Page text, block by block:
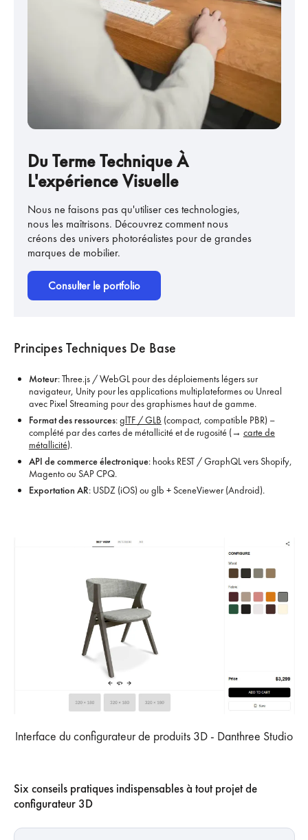
Du Terme Technique À
L'expérience Visuelle
Nous ne faisons pas qu'utiliser ces technologies,
nous les maîtrisons. Découvrez comment nous
créons des univers photoréalistes pour de grandes
marques de mobilier.
Consulter le portfolio
Principes Techniques De Base
Moteur: Three.js / WebGL pour des déploiements légers sur
navigateur, Unity pour les applications multiplateformes ou Unreal
avec Pixel Streaming pour des graphismes haut de gamme.
Format des ressources:glTF / GLB (compact, compatible PBR) –
complété par des cartes de métallicité et de rugosité (→ carte de
métallicité).
API de commerce électronique: hooks REST / GraphQL vers Shopify,
Magento ou SAP CPQ.
Exportation AR: USDZ (iOS) ou glb + SceneViewer (Android).
Interface du configurateur de produits 3D - Danthree Studio
Six conseils pratiques indispensables à tout projet de
configurateur 3D